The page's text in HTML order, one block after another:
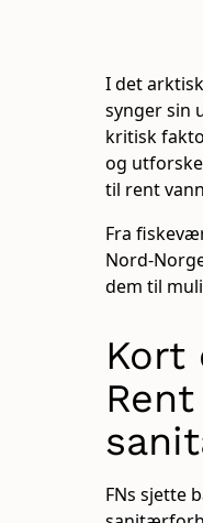
I det
synger sin
kritisk
og
til rent
Fra
Nord-
dem til
Kort
FNs sjette